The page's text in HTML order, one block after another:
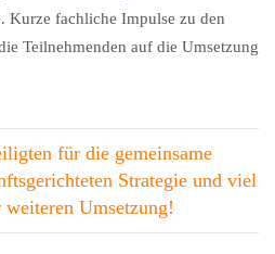
Kurze fachliche Impulse zu den
Teilnehmenden auf die Umsetzung
für die gemeinsame
Strategie und viel
Umsetzung!